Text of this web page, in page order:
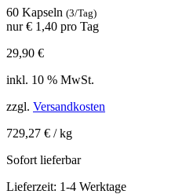
60 Kapseln (3/Tag)
nur € 1,40 pro Tag
29,90 €
inkl. 10 % MwSt.
zzgl. Versandkosten
729,27 € /kg
Sofort lieferbar
Lieferzeit: 1-4 Werktage